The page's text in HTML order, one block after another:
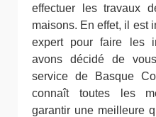
effectuer les travaux
maisons. En effet, il est
expert pour faire les
avons décidé de
service de Basque
connaît toutes les
garantir une meilleure